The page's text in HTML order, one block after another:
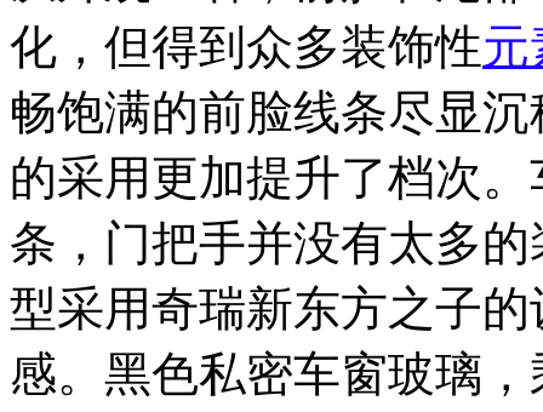
化，但得到众多装饰性元
畅饱满的前脸线条尽显
的采用更加提升了档次
条，门把手并没有太多
型采用奇瑞新东方之子
感。黑色私密车窗玻璃